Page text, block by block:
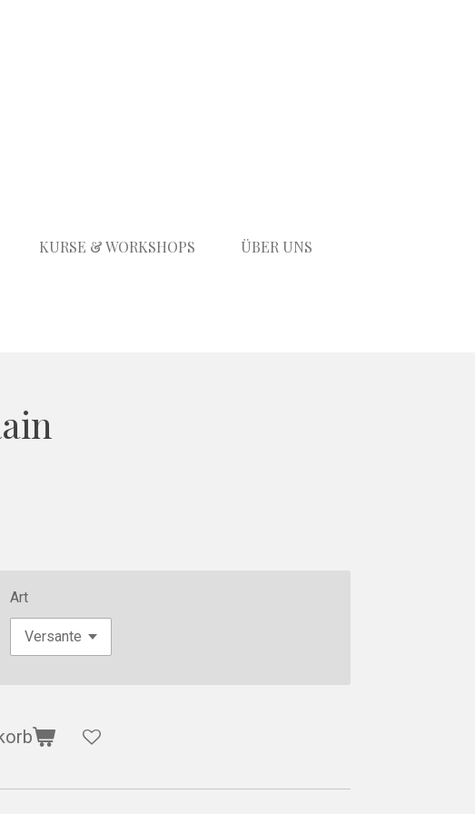
KURSE & WORKSHOPS
ÜBER UNS
Art